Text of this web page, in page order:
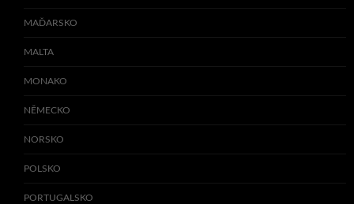
MAĎARSKO
MALTA
MONAKO
NĚMECKO
NORSKO
POLSKO
PORTUGALSKO